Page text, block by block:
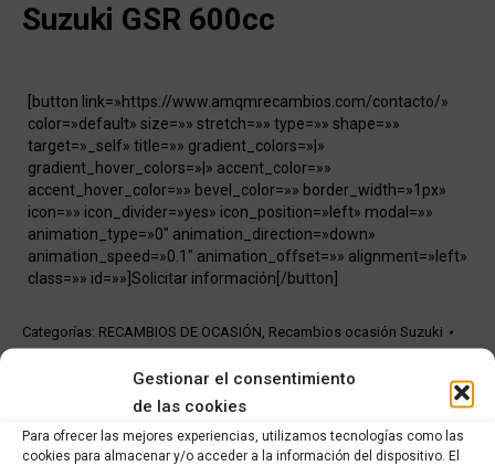
Gestionar el consentimiento
de las cookies
Para ofrecer las mejores experiencias, utilizamos tecnologías como las
cookies para almacenar y/o acceder a la información del dispositivo. El
Suzuki GSR 600cc
[button link=»https://www.amqmrecambios.com/contacto/»
color=»default» size=»» stretch=»» type=»» shape=»»
target=»_self» title=»» gradient_colors=»|»
gradient_hover_colors=»|» accent_color=»»
accent_hover_color=»» bevel_color=»» border_width=»1px»
icon=»» icon_divider=»yes» icon_position=»left» modal=»»
animation_type=»0″ animation_direction=»down»
animation_speed=»0.1″ animation_offset=»» alignment=»left»
class=»» id=»»]Solicitar información[/button]
Categorías: RECAMBIOS DE OCASIÓN, Recambios ocasión Suzuki
Share
Share
Share
Share